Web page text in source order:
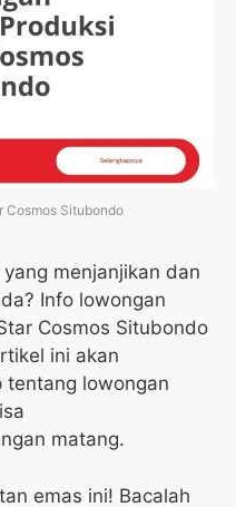
Cosmos Situbondo
menjanjikan dan
Info lowongan
Cosmos Situbondo
ini akan
tentang lowongan
matang.
emas ini! Bacalah